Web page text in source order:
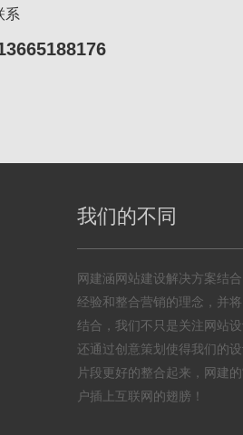
系
我们的不同
网建涵网站建设解决方案结
经验和整合营销的理念，并
结合，我们不只是关注网站
还通过创意策划使得我们的
片段更好的整合起来，网建
户插上互联网的翅膀！